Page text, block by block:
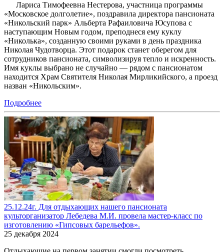
Лариса Тимофеевна Нестерова, участница программы
«Московское долголетие», поздравила директора пансионата
«Никольский парк» Альберта Рафаиловича Юсупова с
наступающим Новым годом, преподнеся ему куклу
«Николька», созданную своими руками в день праздника
Николая Чудотворца. Этот подарок станет оберегом для
сотрудников пансионата, символизируя тепло и искренность.
Имя куклы выбрано не случайно — рядом с пансионатом
находится Храм Святителя Николая Мирликийского, а проезд
назван «Никольским».
Подробнее
25.12.24г. Для отдыхающих нашего пансионата
культорганизатор Лебедева М.И. провела мастер-класс по
изготовлению «Гипсовых барельефов».
25 декабря 2024